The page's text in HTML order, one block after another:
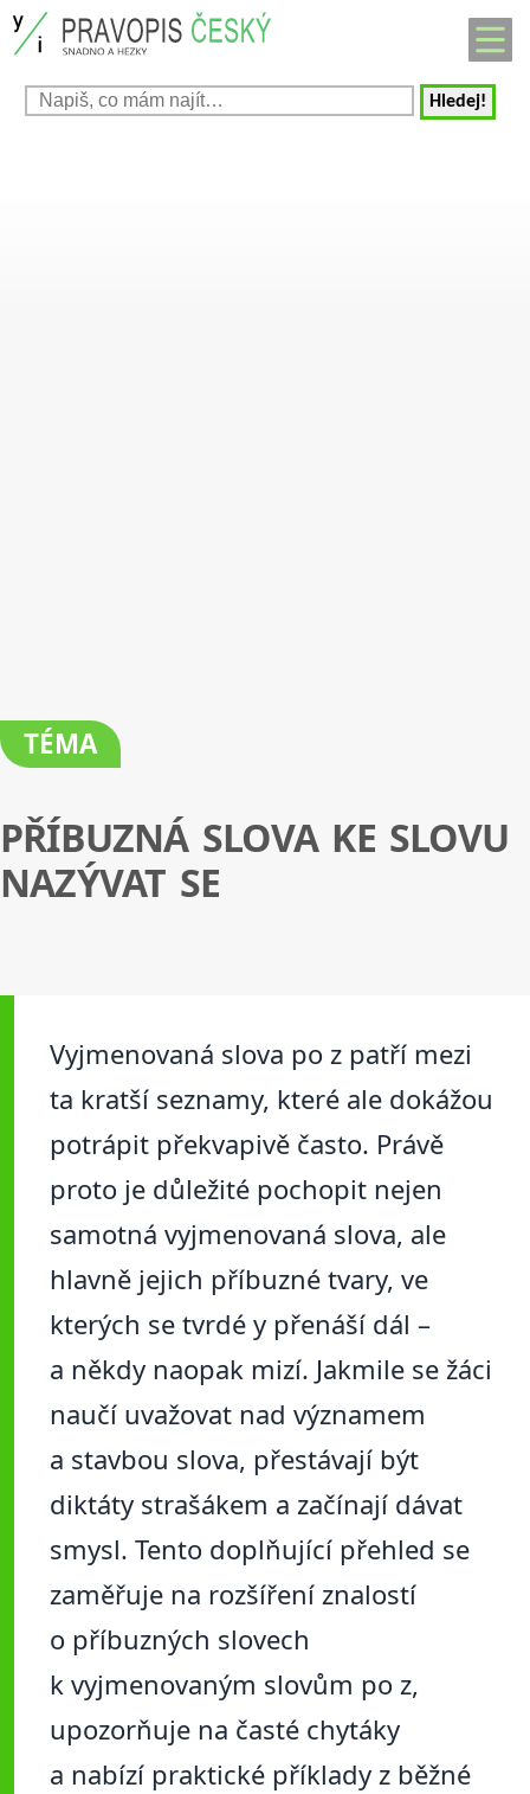
Hledej!
TÉMA
PŘÍBUZNÁ SLOVA KE SLOVU
NAZÝVAT SE
Vyjmenovaná slova po z patří mezi
ta kratší seznamy, které ale dokážou
potrápit překvapivě často. Právě
proto je důležité pochopit nejen
samotná vyjmenovaná slova, ale
hlavně jejich příbuzné tvary, ve
kterých se tvrdé y přenáší dál –
a někdy naopak mizí. Jakmile se žáci
naučí uvažovat nad významem
a stavbou slova, přestávají být
diktáty strašákem a začínají dávat
smysl. Tento doplňující přehled se
zaměřuje na rozšíření znalostí
o příbuzných slovech
k vyjmenovaným slovům po z,
upozorňuje na časté chytáky
a nabízí praktické příklady z běžné